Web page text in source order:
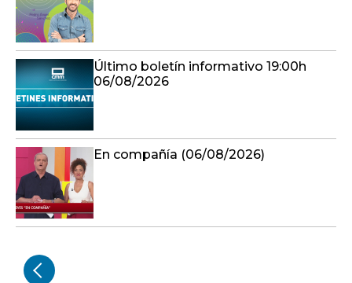
Último boletín informativo 19:00h
06/08/2026
En compañía (06/08/2026)